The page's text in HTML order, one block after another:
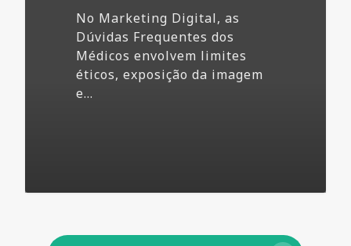
No Marketing Digital, as
Dúvidas Frequentes dos
Médicos envolvem limites
éticos, exposição da imagem
e…